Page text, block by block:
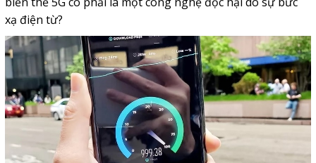
xạ điện từ?